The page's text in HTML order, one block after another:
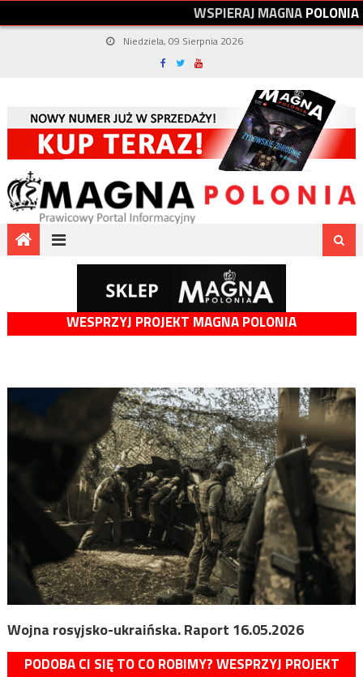
WSPIERAJMAGNAPOLONIA
Niedziela, 09 Sierpnia 2026
WESPRZYJ PROJEKT MAGNA POLONIA
Wojna rosyjsko-ukraińska. Raport 16.05.2026
PODOBA CI SIĘ TO CO ROBIMY? WESPRZYJ PROJEKT